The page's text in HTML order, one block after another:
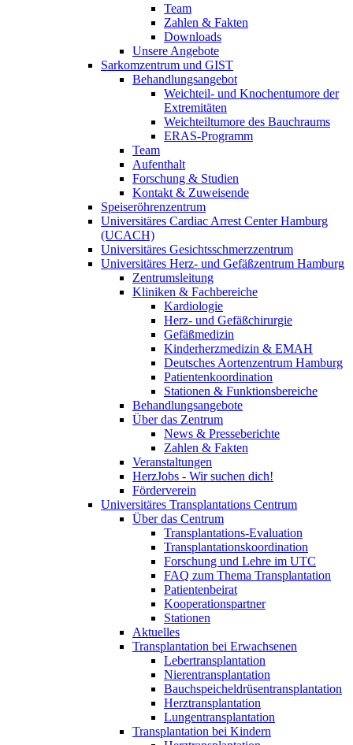
Team
Zahlen & Fakten
Downloads
Unsere Angebote
Sarkomzentrum und GIST
Behandlungsangebot
Weichteil- und Knochentumore der
Extremitäten
Weichteiltumore des Bauchraums
ERAS-Programm
Team
Aufenthalt
Forschung & Studien
Kontakt & Zuweisende
Speiseröhrenzentrum
Universitäres Cardiac Arrest Center Hamburg
(UCACH)
Universitäres Gesichtsschmerzzentrum
Universitäres Herz- und Gefäßzentrum Hamburg
Zentrumsleitung
Kliniken & Fachbereiche
Kardiologie
Herz- und Gefäßchirurgie
Gefäßmedizin
Kinderherzmedizin & EMAH
Deutsches Aortenzentrum Hamburg
Patientenkoordination
Stationen & Funktionsbereiche
Behandlungsangebote
Über das Zentrum
News & Presseberichte
Zahlen & Fakten
Veranstaltungen
HerzJobs - Wir suchen dich!
Förderverein
Universitäres Transplantations Centrum
Über das Centrum
Transplantations-Evaluation
Transplantationskoordination
Forschung und Lehre im UTC
FAQ zum Thema Transplantation
Patientenbeirat
Kooperationspartner
Stationen
Aktuelles
Transplantation bei Erwachsenen
Lebertransplantation
Nierentransplantation
Bauchspeicheldrüsentransplantation
Herztransplantation
Lungentransplantation
Transplantation bei Kindern